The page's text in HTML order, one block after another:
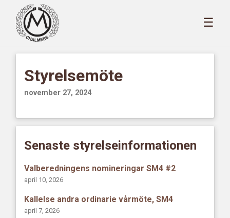
☰
Styrelsemöte
november 27, 2024
Senaste styrelseinformationen
Valberedningens nomineringar SM4 #2
april 10, 2026
Kallelse andra ordinarie vårmöte, SM4
april 7, 2026